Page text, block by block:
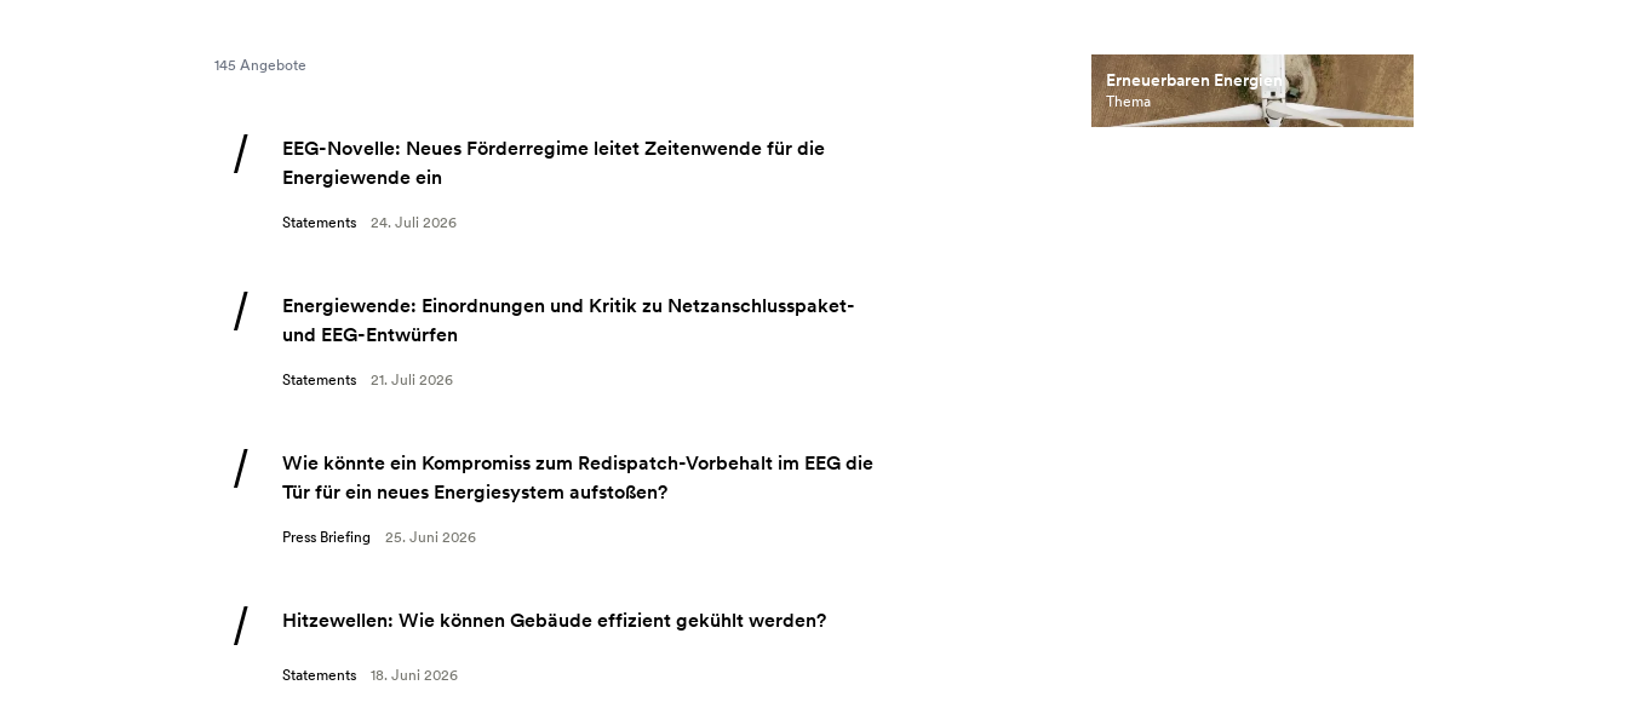
145 Angebote
EEG-Novelle: Neues Förderregime leitet Zeitenwende für die
Energiewende ein
Statements 24. Juli 2026
Energiewende: Einordnungen und Kritik zu Netzanschlusspaket-
und EEG-Entwürfen
Statements 21. Juli 2026
Wie könnte ein Kompromiss zum Redispatch-Vorbehalt im EEG die
Tür für ein neues Energiesystem aufstoßen?
Press Briefing 25. Juni 2026
Hitzewellen: Wie können Gebäude effizient gekühlt werden?
Statements 18. Juni 2026
Erneuerbaren Energien
Thema